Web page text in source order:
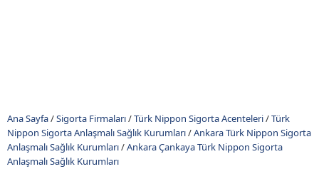
Ana Sayfa/Sigorta Firmaları/Türk Nippon Sigorta Acenteleri/Türk
Nippon Sigorta Anlaşmalı Sağlık Kurumları/Ankara Türk Nippon Sigorta
Anlaşmalı Sağlık Kurumları/Ankara Çankaya Türk Nippon Sigorta
Anlaşmalı Sağlık Kurumları